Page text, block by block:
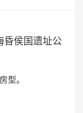
昏侯国遗址公
型。